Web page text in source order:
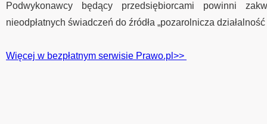
Podwykonawcy będący przedsiębiorcami powinni
nieodpłatnych świadczeń do źródła „pozarolnicza
Więcej w bezpłatnym serwisie Prawo.pl>>